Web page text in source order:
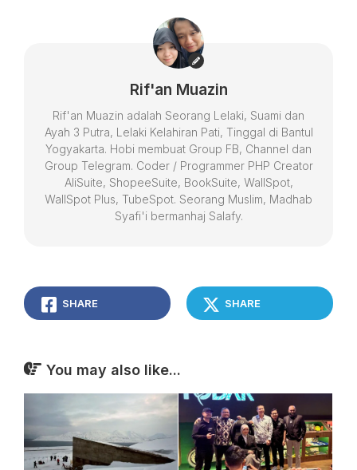
Rif'an Muazin
Rif'an Muazin adalah Seorang Lelaki, Suami dan
Ayah 3 Putra, Lelaki Kelahiran Pati, Tinggal di Bantul
Yogyakarta. Hobi membuat Group FB, Channel dan
Group Telegram. Coder / Programmer PHP Creator
AliSuite, ShopeeSuite, BookSuite, WallSpot,
WallSpot Plus, TubeSpot. Seorang Muslim, Madhab
Syafi'i bermanhaj Salafy.
SHARE SHARE
You may also like...